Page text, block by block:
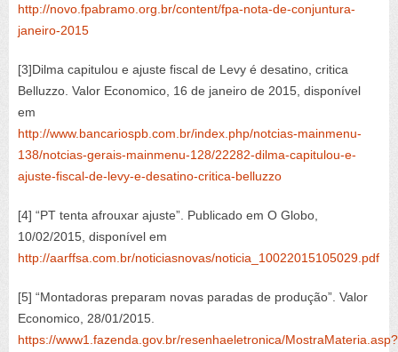
http://novo.fpabramo.org.br/content/fpa-nota-de-conjuntura-
janeiro-2015
[3]Dilma capitulou e ajuste fiscal de Levy é desatino, critica
Belluzzo. Valor Economico, 16 de janeiro de 2015, disponível
em
http://www.bancariospb.com.br/index.php/notcias-mainmenu-
138/notcias-gerais-mainmenu-128/22282-dilma-capitulou-e-
ajuste-fiscal-de-levy-e-desatino-critica-belluzzo
[4] “PT tenta afrouxar ajuste”. Publicado em O Globo,
10/02/2015, disponível em
http://aarffsa.com.br/noticiasnovas/noticia_10022015105029.pdf
[5] “Montadoras preparam novas paradas de produção”. Valor
Economico, 28/01/2015.
https://www1.fazenda.gov.br/resenhaeletronica/MostraMateria.asp?